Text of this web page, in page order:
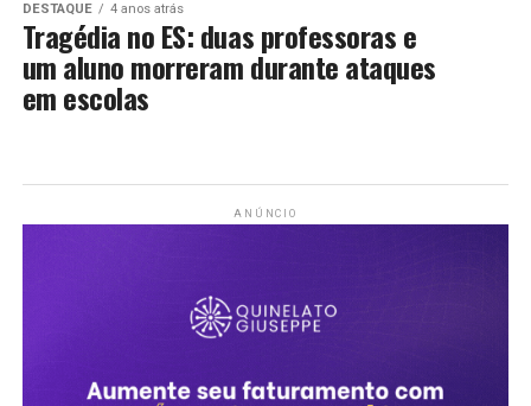
DESTAQUE 4 anos atrás
Tragédia no ES: duas professoras e
um aluno morreram durante ataques
em escolas
ANÚNCIO